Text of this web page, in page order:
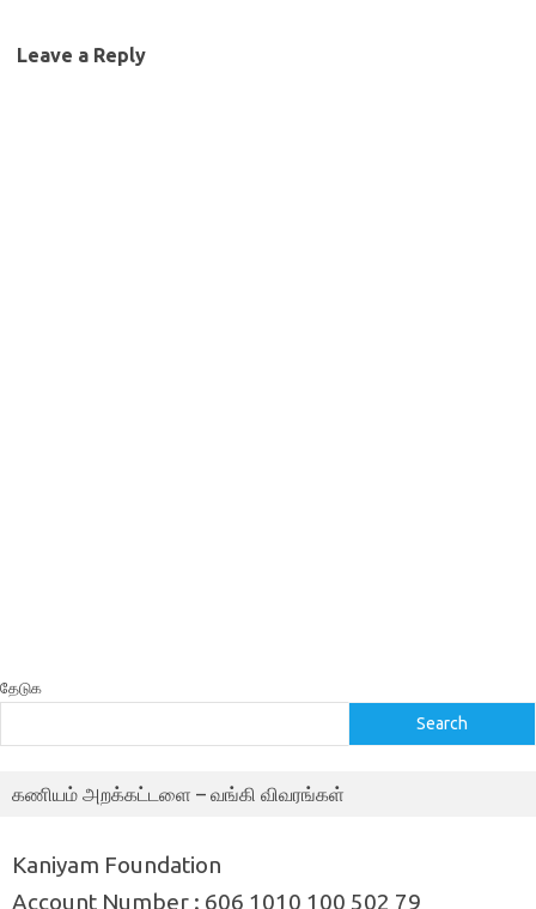
Leave a Reply
தேடுக
Search
கணியம் அறக்கட்டளை – வங்கி விவரங்கள்
Kaniyam Foundation
Account Number : 606 1010 100 502 79